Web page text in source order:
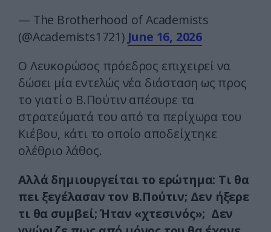
— The Brotherhood of Academists
(@Academists1721) June 16, 2026
Ο Λευκορώσος πρόεδρος επιχειρεί να
δώσει μία εντελώς νέα διάσταση ως προς
το γιατί ο Β.Πούτιν απέσυρε τα
στρατεύματά του από τα περίχωρα του
Κιέβου, κάτι το οποίο αποδείχτηκε
ολέθριο λάθος.
Αλλά δημιουργείται το ερώτημα: Τι θα
πει ξεγέλασαν τον Β.Πούτιν; Δεν ήξερε
τι θα συμβεί; Ήταν «χτεσινός»; Δεν